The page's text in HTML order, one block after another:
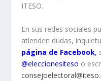
ITESO.
En sus redes sociales
atienden dudas,
página de Facebook,
@eleccionesiteso o